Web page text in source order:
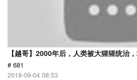
【越哥】2000年后，人类被大猩猩统治
# 681
2018-09-04 08:53